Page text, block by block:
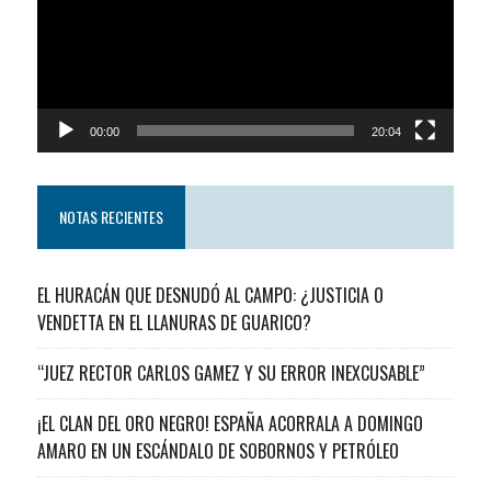
00:00 20:04
NOTAS RECIENTES
EL HURACÁN QUE DESNUDÓ AL CAMPO: ¿JUSTICIA O
VENDETTA EN EL LLANURAS DE GUARICO?
“JUEZ RECTOR CARLOS GAMEZ Y SU ERROR INEXCUSABLE”
¡EL CLAN DEL ORO NEGRO! ESPAÑA ACORRALA A DOMINGO
AMARO EN UN ESCÁNDALO DE SOBORNOS Y PETRÓLEO